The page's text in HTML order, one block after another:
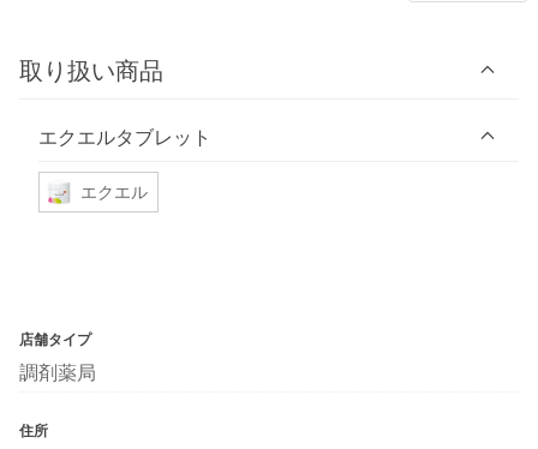
取り扱い商品
エクエルタブレット
エクエル
店舗タイプ
調剤薬局
住所